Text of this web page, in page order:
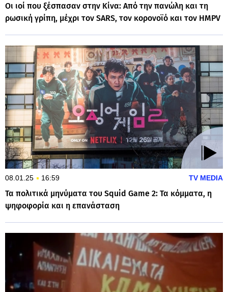
Οι ιοί που ξέσπασαν στην Κίνα: Από την πανώλη και τη
ρωσική γρίπη, μέχρι τον SARS, τον κορονοϊό και τον HMPV
08.01.25 16:59 TV MEDIA
Τα πολιτικά μηνύματα του Squid Game 2: Τα κόμματα, η
ψηφοφορία και η επανάσταση